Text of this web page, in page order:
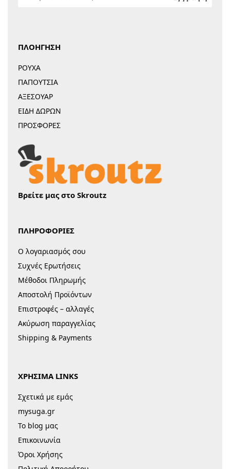
ΠΛΟΗΓΗΣΗ
ΡΟΥΧΑ
ΠΑΠΟΥΤΣΙΑ
ΑΞΕΣΟΥΑΡ
ΕΙΔΗ ΔΩΡΩΝ
ΠΡΟΣΦΟΡΕΣ
Βρείτε μας στο Skroutz
ΠΛΗΡΟΦΟΡΙΕΣ
Ο λογαριασμός σου
Συχνές Ερωτήσεις
Μέθοδοι Πληρωμής
Αποστολή Προϊόντων
Επιστροφές – αλλαγές
Ακύρωση παραγγελίας
Shipping & Payments
ΧΡΗΣΙΜΑ LINKS
Σχετικά με εμάς
mysuga.gr
Το blog μας
Επικοινωνία
Όροι Χρήσης